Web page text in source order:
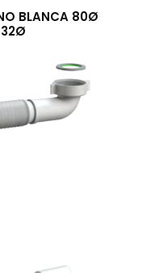
BLANCA 80Ø
32Ø